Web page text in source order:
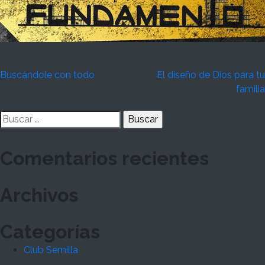
Navegación
entradas
Buscándole con todo
El diseño de Dios para tu
familia
Buscar:
Comentarios recientes
Archivos
Categorías
Club Semilla